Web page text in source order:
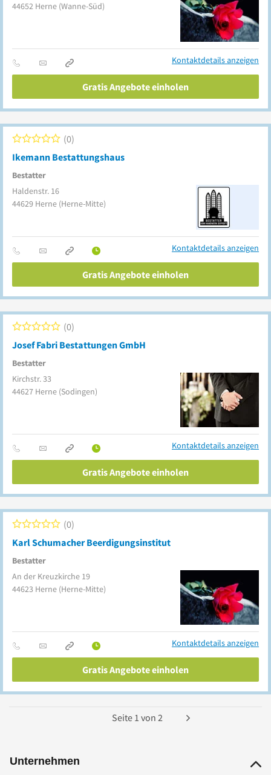
44652 Herne (Wanne-Süd)
Kontaktdetails anzeigen
Gratis Angebote einholen
Ikemann Bestattungshaus
Bestatter
0
Haldenstr. 16
44629 Herne (Herne-Mitte)
Kontaktdetails anzeigen
Gratis Angebote einholen
Josef Fabri Bestattungen GmbH
Bestatter
0
Kirchstr. 33
44627 Herne (Sodingen)
Kontaktdetails anzeigen
Gratis Angebote einholen
Karl Schumacher Beerdigungsinstitut
Bestatter
0
An der Kreuzkirche 19
44623 Herne (Herne-Mitte)
Kontaktdetails anzeigen
Gratis Angebote einholen
Seite 1 von 2
Unternehmen